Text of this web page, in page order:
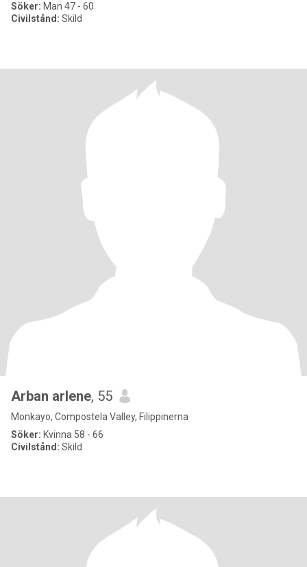
Söker: Man 47 - 60
Civilstånd: Skild
Arban arlene, 55
Monkayo, Compostela Valley, Filippinerna
Söker: Kvinna 58 - 66
Civilstånd: Skild